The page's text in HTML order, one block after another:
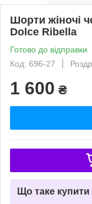
Шорти жіночі
Dolce Ribella
Готово до відправки
Код: 696-27
1 600 ₴
Що таке